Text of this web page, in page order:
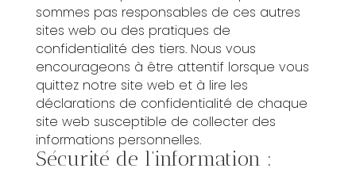
sommes pas responsables de ces autres
sites web ou des pratiques de
confidentialité des tiers. Nous vous
encourageons à être attentif lorsque vous
quittez notre site web et à lire les
déclarations de confidentialité de chaque
site web susceptible de collecter des
informations personnelles.
Sécurité de l’information :